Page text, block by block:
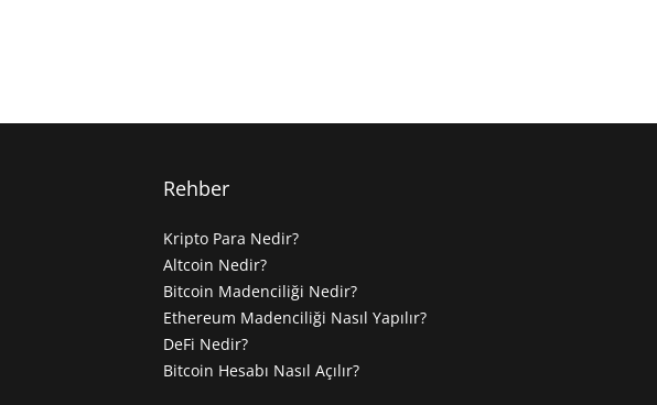
Rehber
Kripto Para Nedir?
Altcoin Nedir?
Bitcoin Madenciliği Nedir?
Ethereum Madenciliği Nasıl Yapılır?
DeFi Nedir?
Bitcoin Hesabı Nasıl Açılır?